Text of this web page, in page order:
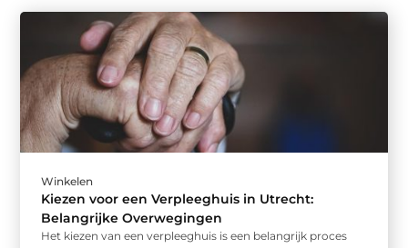
Winkelen
Kiezen voor een Verpleeghuis in Utrecht:
Belangrijke Overwegingen
Het kiezen van een verpleeghuis is een belangrijk proces